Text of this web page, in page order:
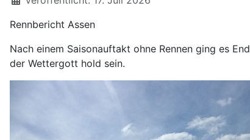
Rennbericht Assen
Nach einem Saisonauftakt ohne Rennen ging es
der Wettergott hold sein.